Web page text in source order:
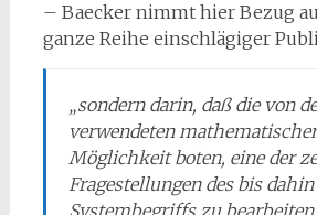
– Baecker nimmt hier Bezug
ganze Reihe einschlägiger
„sondern darin, daß die von
verwendeten
Möglichkeit boten, eine der
Fragestellungen des bis